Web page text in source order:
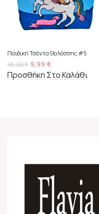
Παιδική Τσάντα Θαλάσσης #5
18,00€ 9,99 €
Προσθήκη Στο Καλάθι